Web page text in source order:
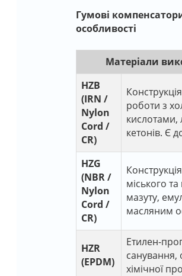
Гумові
особливості
Матеріали
HZB
(IRN /
Nylon
Cord /
CR)
роботи з
кислотами,
кетонів. Є
HZG
(NBR /
Nylon
Cord /
CR)
міського
мазуту,
масляним
HZR
(EPDM)
Етилен-
санування,
хімічної